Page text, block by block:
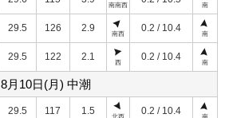
南南西 南
29.5 126 2.9
南西
0.2 / 10.4
南
29.5 122 2.1
西
0.2 / 10.4
南
8月10日(月) 中潮
29.5 117 1.5
北西
0.2 / 10.4
南